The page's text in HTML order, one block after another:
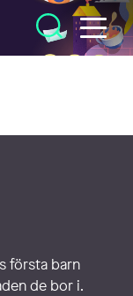
första barn
de bor i.